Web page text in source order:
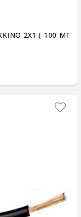
2X1 ( 100 ΜΤ